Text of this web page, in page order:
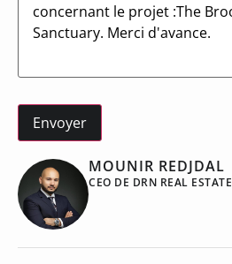
MOUNIR REDJDAL
CEO DE DRN REAL ESTATE